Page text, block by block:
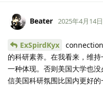
Beater 2025年4月14日
ExSpirdKyx
的科研素养。在我看来，维
一种体现。否则美国大学也
信美国科研氛围比国内更好的